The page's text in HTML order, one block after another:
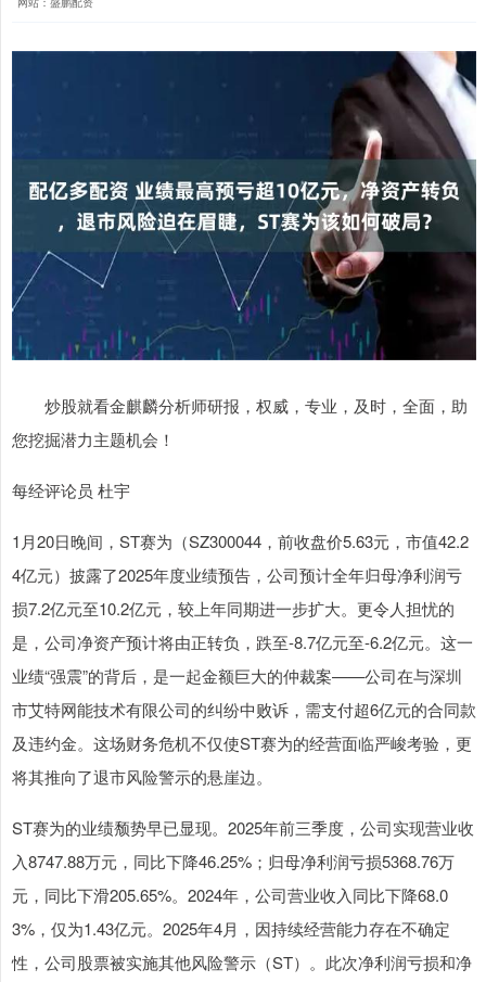
炒股就看金麒麟分析师研报，权威，专业，及时，全面，助
您挖掘潜力主题机会！
每经评论员 杜宇
1月20日晚间，ST赛为（SZ300044，前收盘价5.63元，市值42.2
4亿元）披露了2025年度业绩预告，公司预计全年归母净利润亏
损7.2亿元至10.2亿元，较上年同期进一步扩大。更令人担忧的
是，公司净资产预计将由正转负，跌至-8.7亿元至-6.2亿元。这一
业绩“强震”的背后，是一起金额巨大的仲裁案——公司在与深圳
市艾特网能技术有限公司的纠纷中败诉，需支付超6亿元的合同款
及违约金。这场财务危机不仅使ST赛为的经营面临严峻考验，更
将其推向了退市风险警示的悬崖边。
ST赛为的业绩颓势早已显现。2025年前三季度，公司实现营业收
入8747.88万元，同比下降46.25%；归母净利润亏损5368.76万
元，同比下滑205.65%。2024年，公司营业收入同比下降68.0
3%，仅为1.43亿元。2025年4月，因持续经营能力存在不确定
性，公司股票被实施其他风险警示（ST）。此次净利润亏损和净